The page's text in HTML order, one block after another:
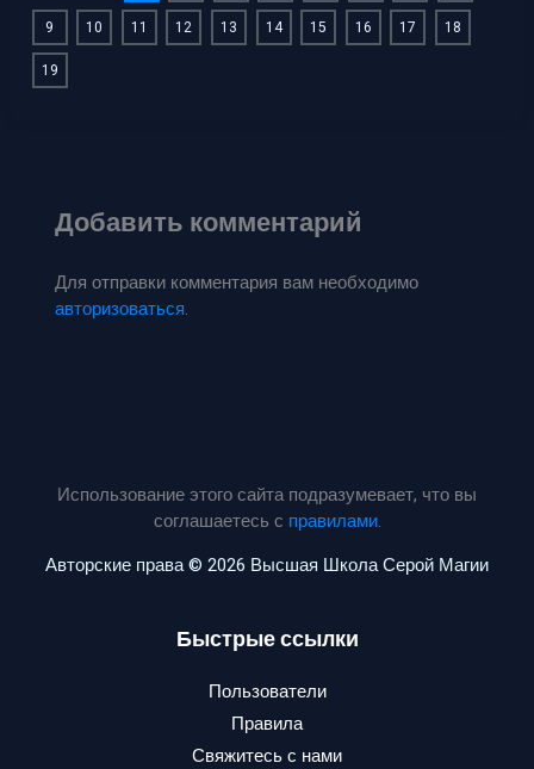
9
10 11 12 13 14 15 16 17
18
19
Добавить комментарий
Для отправки комментария вам необходимо
авторизоваться.
Использование этого сайта подразумевает, что вы
соглашаетесь с правилами.
Авторские права © 2026 Высшая Школа Серой Магии
Быстрые ссылки
Пользователи
Правила
Свяжитесь с нами